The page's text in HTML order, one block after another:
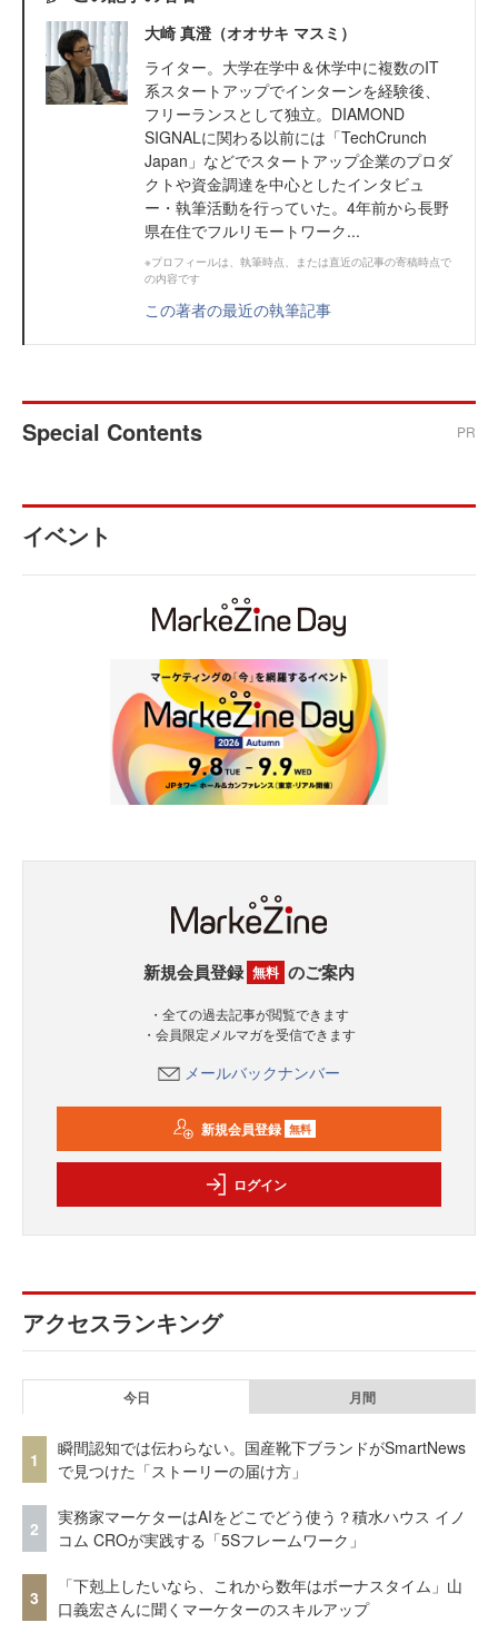
大崎 真澄（オオサキ マスミ）
ライター。大学在学中＆休学中に複数のIT
系スタートアップでインターンを経験後、
フリーランスとして独立。DIAMOND
SIGNALに関わる以前には「TechCrunch
Japan」などでスタートアップ企業のプロダ
クトや資金調達を中心としたインタビュ
ー・執筆活動を行っていた。4年前から長野
県在住でフルリモートワーク...
※プロフィールは、執筆時点、または直近の記事の寄稿時点で
の内容です
この著者の最近の執筆記事
Special Contents PR
イベント
新規会員登録 無料 のご案内
・全ての過去記事が閲覧できます
・会員限定メルマガを受信できます
メールバックナンバー
新規会員登録 無料
ログイン
アクセスランキング
今日 月間
1
瞬間認知では伝わらない。国産靴下ブランドがSmartNews
で見つけた「ストーリーの届け方」
2
実務家マーケターはAIをどこでどう使う？積水ハウス イノ
コム CROが実践する「5Sフレームワーク」
3
「下剋上したいなら、これから数年はボーナスタイム」山
口義宏さんに聞くマーケターのスキルアップ